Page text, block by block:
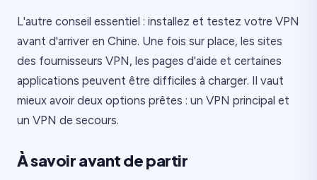
L'autre conseil essentiel : installez et testez votre VPN
avant d'arriver en Chine. Une fois sur place, les sites
des fournisseurs VPN, les pages d'aide et certaines
applications peuvent être difficiles à charger. Il vaut
mieux avoir deux options prêtes : un VPN principal et
un VPN de secours.
À savoir avant de partir